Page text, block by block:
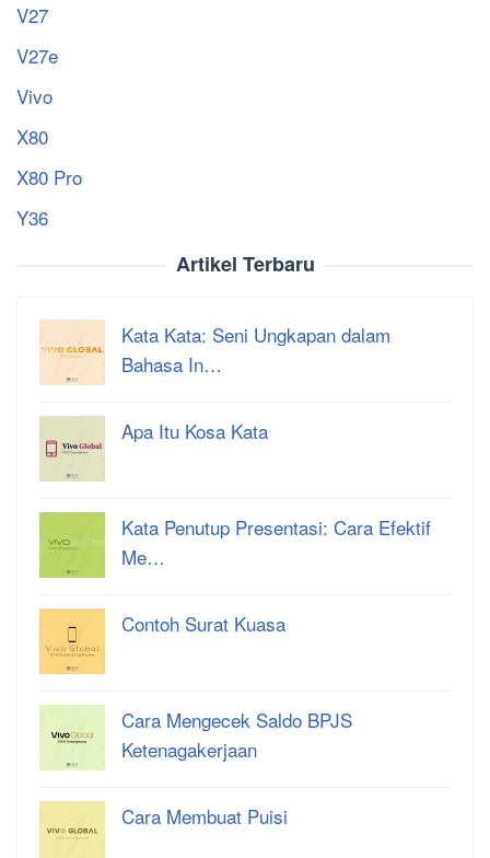
V27
V27e
Vivo
X80
X80 Pro
Y36
Artikel Terbaru
Kata Kata: Seni Ungkapan dalam
Bahasa In…
Apa Itu Kosa Kata
Kata Penutup Presentasi: Cara Efektif
Me…
Contoh Surat Kuasa
Cara Mengecek Saldo BPJS
Ketenagakerjaan
Cara Membuat Puisi